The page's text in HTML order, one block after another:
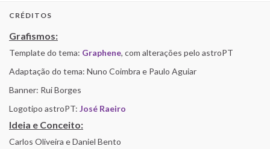
CRÉDITOS
Grafismos:
Template do tema: Graphene, com alterações pelo astroPT
Adaptação do tema: Nuno Coimbra e Paulo Aguiar
Banner: Rui Borges
Logotipo astroPT: José Raeiro
Ideia e Conceito:
Carlos Oliveira e Daniel Bento